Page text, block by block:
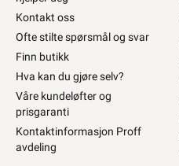
Kontakt oss
Ofte stilte spørsmål og svar
Finn butikk
Hva kan du gjøre selv?
Våre kundeløfter og
prisgaranti
Kontaktinformasjon Proff
avdeling